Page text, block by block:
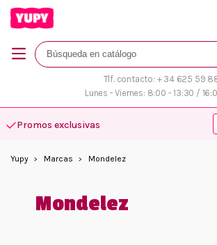
Tlf. contacto: + 34 625 59
Lunes - Viernes: 8:00 - 13:30 /
Promos exclusivas
Yupy Marcas Mondelez
Mondelez